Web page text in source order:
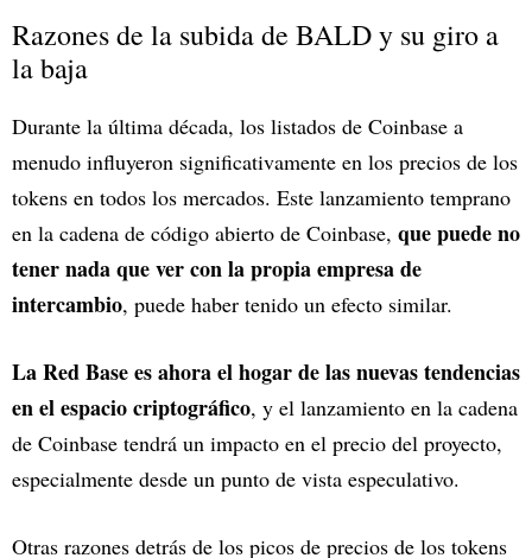
Razones de la subida de BALD y su giro a
la baja
Durante la última década, los listados de Coinbase a
menudo influyeron significativamente en los precios de los
tokens en todos los mercados. Este lanzamiento temprano
en la cadena de código abierto de Coinbase, que puede no
tener nada que ver con la propia empresa de
intercambio, puede haber tenido un efecto similar.
La Red Base es ahora el hogar de las nuevas tendencias
en el espacio criptográfico, y el lanzamiento en la cadena
de Coinbase tendrá un impacto en el precio del proyecto,
especialmente desde un punto de vista especulativo.
Otras razones detrás de los picos de precios de los tokens